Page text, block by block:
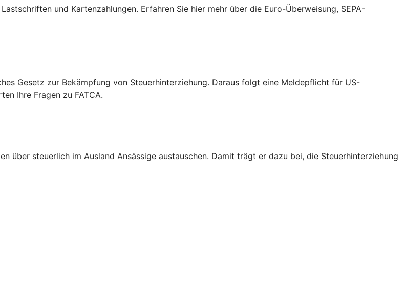
und Kartenzahlungen. Erfahren Sie hier mehr über die Euro-Überweisung, SEPA-
Gesetz zur Bekämpfung von Steuerhinterziehung. Daraus folgt eine Meldepflicht für US-
Ihre Fragen zu FATCA.
über steuerlich im Ausland Ansässige austauschen. Damit trägt er dazu bei, die Steuerhinterziehung